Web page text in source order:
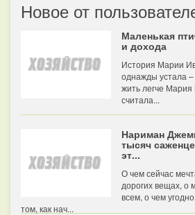
Новое от
Маленькая
и дохода
История Марии
однажды устала
жить легче Мария
считала...
Нариман
тысяч
эт...
О чем сейчас
дорогих вещах, о
всем, о чем
том, как нач...